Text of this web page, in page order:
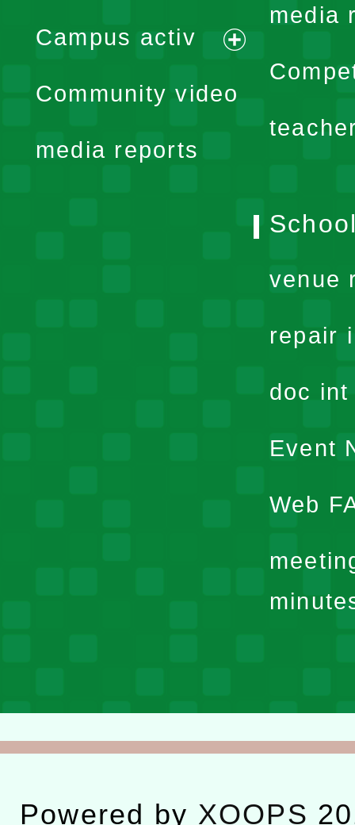
media
expand
menu
Campus activ
expand
Community video
media reports
venue
repair
doc
Event
Web
Powered by XOOPS